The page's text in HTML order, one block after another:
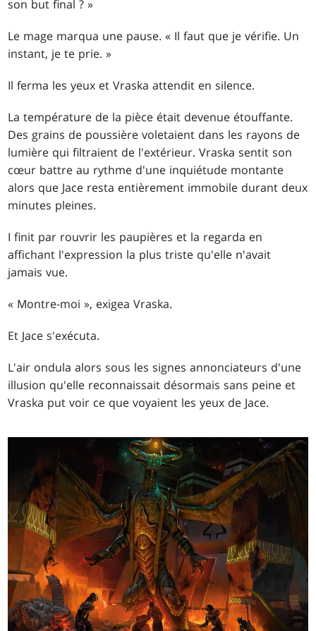
son but final ? »
Le mage marqua une pause. « Il faut que je vérifie. Un
instant, je te prie. »
Il ferma les yeux et Vraska attendit en silence.
La température de la pièce était devenue étouffante.
Des grains de poussière voletaient dans les rayons de
lumière qui filtraient de l'extérieur. Vraska sentit son
cœur battre au rythme d'une inquiétude montante
alors que Jace resta entièrement immobile durant deux
minutes pleines.
I finit par rouvrir les paupières et la regarda en
affichant l'expression la plus triste qu'elle n'avait
jamais vue.
« Montre-moi », exigea Vraska.
Et Jace s'exécuta.
L'air ondula alors sous les signes annonciateurs d'une
illusion qu'elle reconnaissait désormais sans peine et
Vraska put voir ce que voyaient les yeux de Jace.